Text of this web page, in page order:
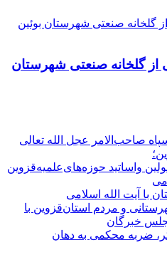
از گلخانه صنعتی شهرستان
صاحب‌الامر عجل الله تعالی
واساتید حوزه‌های‌علمیه‌قزوین
با آیت الله اسلامی
و مردم‌ استان‌قزوین با
خبرگان
ضربه محکمی به دهان